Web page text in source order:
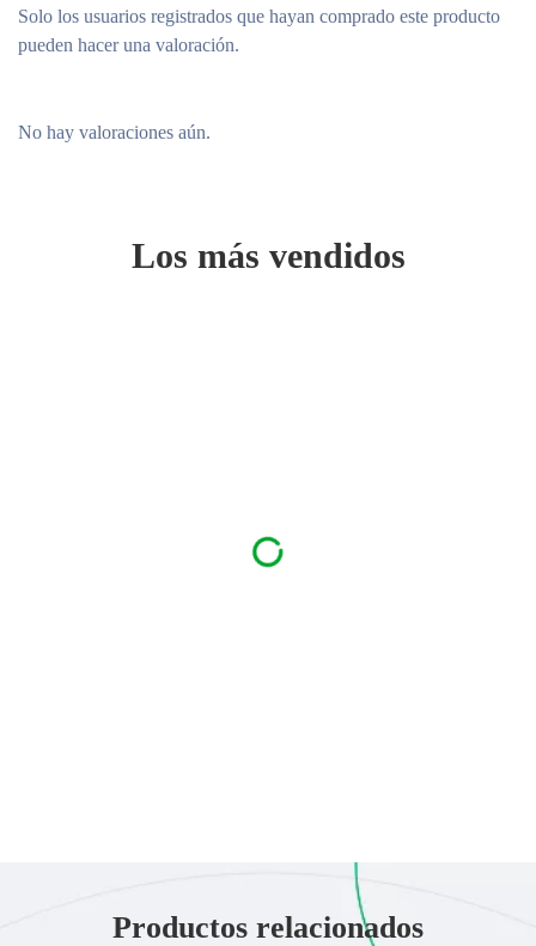
No hay valoraciones aún.
Solo los usuarios registrados que hayan comprado este producto
pueden hacer una valoración.
Los más vendidos
Productos relacionados